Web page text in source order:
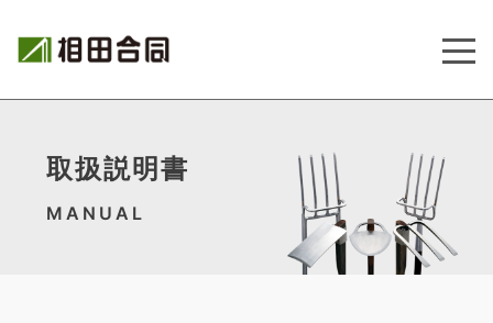
取扱説明書
MANUAL